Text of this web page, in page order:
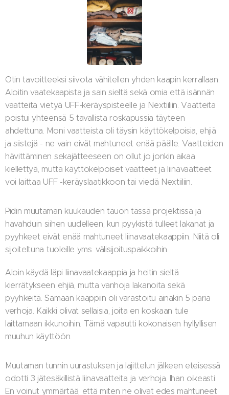
Otin tavoitteeksi siivota vähitellen yhden kaapin kerrallaan.
Aloitin vaatekaapista ja sain sieltä sekä omia että isännän
vaatteita vietyä UFF-keräyspisteelle ja Nextiiliin. Vaatteita
poistui yhteensä 5 tavallista roskapussia täyteen
ahdettuna. Moni vaatteista oli täysin käyttökelpoisia, ehjiä
ja siistejä - ne vain eivät mahtuneet enää päälle. Vaatteiden
hävittäminen sekajätteeseen on ollut jo jonkin aikaa
kiellettyä, mutta käyttökelpoiset vaatteet ja liinavaatteet
voi laittaa UFF -keräyslaatikkoon tai viedä Nextiiliin.
Pidin muutaman kuukauden tauon tässä projektissa ja
havahduin siihen uudelleen, kun pyykistä tulleet lakanat ja
pyyhkeet eivät enää mahtuneet liinavaatekaappiin. Niitä oli
sijoiteltuna tuoleille yms. välisijoituspaikkoihin.
Aloin käydä läpi liinavaatekaappia ja heitin sieltä
kierrätykseen ehjiä, mutta vanhoja lakanoita sekä
pyyhkeitä. Samaan kaappiin oli varastoitu ainakin 5 paria
verhoja. Kaikki olivat sellaisia, joita en koskaan tule
laittamaan ikkunoihin. Tämä vapautti kokonaisen hyllyllisen
muuhun käyttöön.
Muutaman tunnin uurastuksen ja lajittelun jälkeen eteisessä
odotti 3 jätesäkillistä liinavaatteita ja verhoja. Ihan oikeasti.
En voinut ymmärtää, että miten ne olivat edes mahtuneet